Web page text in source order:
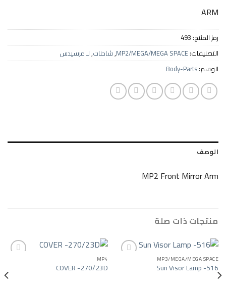
MP2/MEGA/MEGA
,شاحنات,لـ مرسيدس
Body-
MP2 Front
صلة
Add to wishlist
MP3/
Sun
to wishlist COVER -270/23D